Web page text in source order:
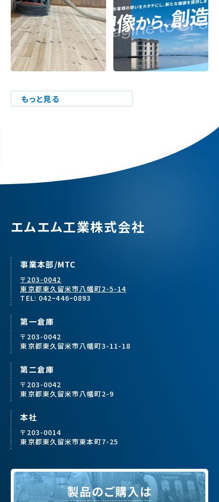
もっと見る
エムエム工業株式会社
事業本部/MTC
〒203-0042
東京都東久留米市八幡町2-5-14
TEL: 042ｰ446ｰ0893
第一倉庫
〒203-0042
東京都東久留米市八幡町3-11-18
第二倉庫
〒203-0042
東京都東久留米市八幡町2-9
本社
〒203-0014
東京都東久留米市東本町7-25